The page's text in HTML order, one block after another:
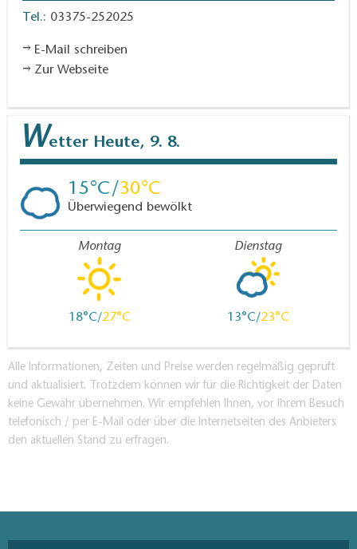
ÖPNV: Bahnhof Groß Köris Regionalbahn RE, RB
Verlauf:Bahnhof Groß Köris, Sputendorfer Straße,
Großer Roßkardtsee, Neubrück, Klein Köris, Bahnhof
Groß Köris
Sehenswertes und Pausenstationen an der
Rastplatz Groß Köris und am Hofjagdweg nahe
Pilzgarten
Anglersiedlung Neubrück
Rastplatz Klein Köris
Freilichtmuseum Germanische Siedlung
Rastplatz Löptener Dreieck
Hofjagdweg
Tel.: 03375-252025
E-Mail schreiben
Zur Webseite
Wetter Heute, 9. 8.
15 30
Überwiegend bewölkt
Montag
18 27
Dienstag
13 23
Alle Informationen, Zeiten und Preise werden regelmäßig geprüft
und aktualisiert. Trotzdem können wir für die Richtigkeit der Daten
keine Gewähr übernehmen. Wir empfehlen Ihnen, vor Ihrem Besuch
telefonisch / per E-Mail oder über die Internetseiten des Anbieters
den aktuellen Stand zu erfragen.